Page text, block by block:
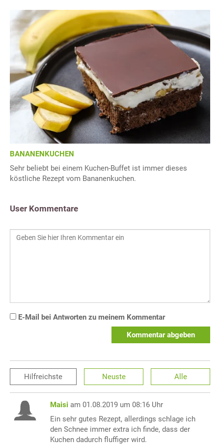
BANANENKUCHEN
Sehr beliebt bei einem Kuchen-Buffet ist immer dieses
köstliche Rezept vom Bananenkuchen.
User Kommentare
E-Mail bei Antworten zu meinem Kommentar
Kommentar abgeben
Hilfreichste Neuste Alle
Maisi am 01.08.2019 um 08:16 Uhr
Ein sehr gutes Rezept, allerdings schlage ich
den Schnee immer extra ich finde, dass der
Kuchen dadurch fluffiger wird.